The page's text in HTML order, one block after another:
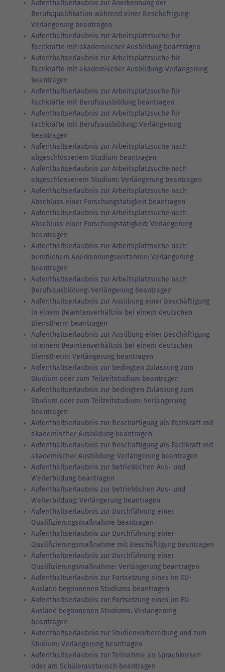
Aufenthaltserlaubnis zur Anerkennung der
Berufsqualifikation während einer Beschäftigung:
Verlängerung beantragen
Aufenthaltserlaubnis zur Arbeitsplatzsuche für
Fachkräfte mit akademischer Ausbildung beantragen
Aufenthaltserlaubnis zur Arbeitsplatzsuche für
Fachkräfte mit akademischer Ausbildung: Verlängerung
beantragen
Aufenthaltserlaubnis zur Arbeitsplatzsuche für
Fachkräfte mit Berufsausbildung beantragen
Aufenthaltserlaubnis zur Arbeitsplatzsuche für
Fachkräfte mit Berufsausbildung: Verlängerung
beantragen
Aufenthaltserlaubnis zur Arbeitsplatzsuche nach
abgeschlossenem Studium beantragen
Aufenthaltserlaubnis zur Arbeitsplatzsuche nach
abgeschlossenem Studium: Verlängerung beantragen
Aufenthaltserlaubnis zur Arbeitsplatzsuche nach
Abschluss einer Forschungstätigkeit beantragen
Aufenthaltserlaubnis zur Arbeitsplatzsuche nach
Abschluss einer Forschungstätigkeit: Verlängerung
beantragen
Aufenthaltserlaubnis zur Arbeitsplatzsuche nach
beruflichem Anerkennungsverfahren: Verlängerung
beantragen
Aufenthaltserlaubnis zur Arbeitsplatzsuche nach
Berufsausbildung: Verlängerung beantragen
Aufenthaltserlaubnis zur Ausübung einer Beschäftigung
in einem Beamtenverhältnis bei einem deutschen
Dienstherrn beantragen
Aufenthaltserlaubnis zur Ausübung einer Beschäftigung
in einem Beamtenverhältnis bei einem deutschen
Dienstherrn: Verlängerung beantragen
Aufenthaltserlaubnis zur bedingten Zulassung zum
Studium oder zum Teilzeitstudium beantragen
Aufenthaltserlaubnis zur bedingten Zulassung zum
Studium oder zum Teilzeitstudium: Verlängerung
beantragen
Aufenthaltserlaubnis zur Beschäftigung als Fachkraft mit
akademischer Ausbildung beantragen
Aufenthaltserlaubnis zur Beschäftigung als Fachkraft mit
akademischer Ausbildung: Verlängerung beantragen
Aufenthaltserlaubnis zur betrieblichen Aus- und
Weiterbildung beantragen
Aufenthaltserlaubnis zur betrieblichen Aus- und
Weiterbildung: Verlängerung beantragen
Aufenthaltserlaubnis zur Durchführung einer
Qualifizierungsmaßnahme beantragen
Aufenthaltserlaubnis zur Durchführung einer
Qualifizierungsmaßnahme mit Beschäftigung beantragen
Aufenthaltserlaubnis zur Durchführung einer
Qualifizierungsmaßnahme: Verlängerung beantragen
Aufenthaltserlaubnis zur Fortsetzung eines im EU-
Ausland begonnenen Studiums beantragen
Aufenthaltserlaubnis zur Fortsetzung eines im EU-
Ausland begonnenen Studiums: Verlängerung
beantragen
Aufenthaltserlaubnis zur Studienvorbereitung und zum
Studium: Verlängerung beantragen
Aufenthaltserlaubnis zur Teilnahme an Sprachkursen
oder am Schüleraustausch beantragen